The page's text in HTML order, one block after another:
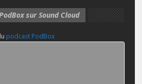
sur Sound Cloud
podcast PodBox